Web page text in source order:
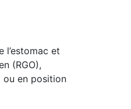
l’estomac et
(RGO),
ou en position